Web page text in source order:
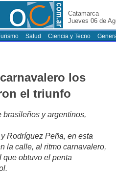
Catamarca
Jueves 06 de
Salud Ciencia y Tecno
los
el triunfo
brasileños y argentinos,
Rodríguez Peña, en esta
la calle, al ritmo carnavalero,
que obtuvo el penta